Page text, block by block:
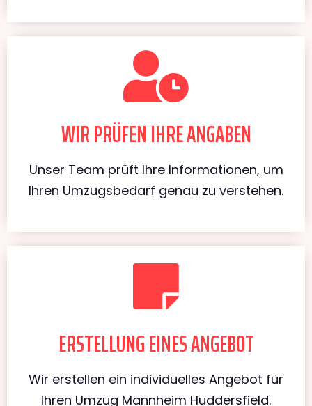
WIR PRÜFEN IHRE ANGABEN
Unser Team prüft Ihre Informationen, um
Ihren Umzugsbedarf genau zu verstehen.
ERSTELLUNG EINES ANGEBOT
Wir erstellen ein individuelles Angebot für
Ihren Umzug Mannheim Huddersfield.